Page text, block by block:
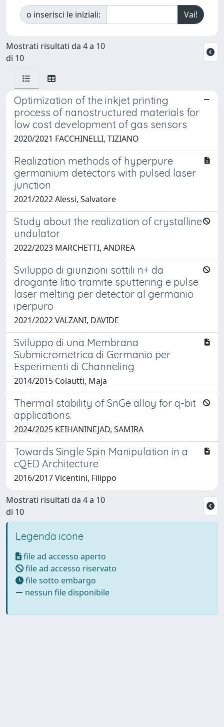
o inserisci le iniziali:
Mostrati risultati da 4 a 10
di 10
Optimization of the inkjet printing
process of nanostructured materials for
low cost development of gas sensors
2020/2021 FACCHINELLI, TIZIANO
Realization methods of hyperpure
germanium detectors with pulsed laser
junction
2021/2022 Alessi, Salvatore
Study about the realization of crystalline
undulator
2022/2023 MARCHETTI, ANDREA
Sviluppo di giunzioni sottili n+ da
drogante litio tramite sputtering e pulse
laser melting per detector al germanio
iperpuro
2021/2022 VALZANI, DAVIDE
Sviluppo di una Membrana
Submicrometrica di Germanio per
Esperimenti di Channeling
2014/2015 Colautti, Maja
Thermal stability of SnGe alloy for q-bit
applications.
2024/2025 KEIHANINEJAD, SAMIRA
Towards Single Spin Manipulation in a
cQED Architecture
2016/2017 Vicentini, Filippo
Mostrati risultati da 4 a 10
di 10
Legenda icone
file ad accesso aperto
file ad accesso riservato
file sotto embargo
nessun file disponibile